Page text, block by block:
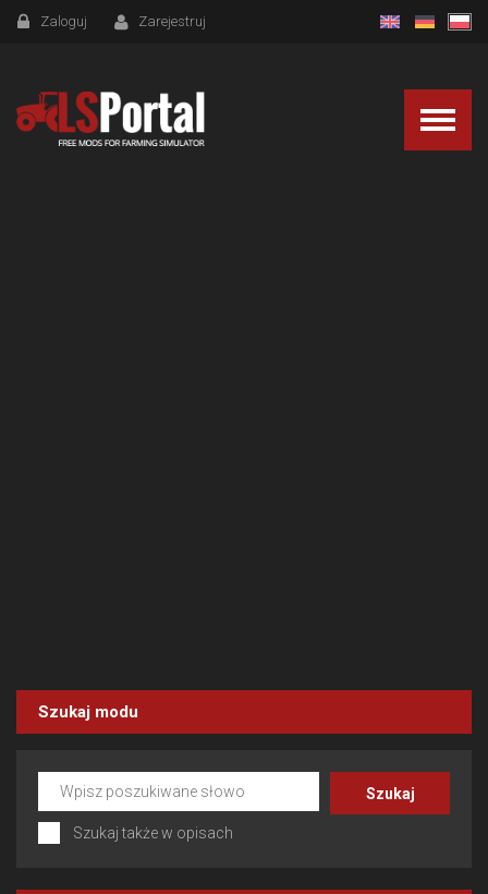
Zaloguj Zarejestruj
Szukaj modu
Szukaj także w opisach